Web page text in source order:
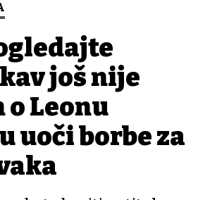
još nije
Leonu
uoči borbe za